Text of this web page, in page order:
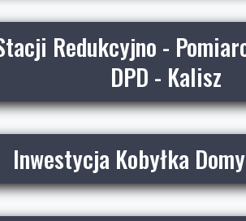
Redukcyjno -
DPD - Kalisz
Inwestycja Kobyłka